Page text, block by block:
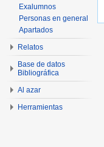
Exalumnos
Personas en general
Apartados
Relatos
Base de datos
Bibliográfica
Al azar
Herramientas